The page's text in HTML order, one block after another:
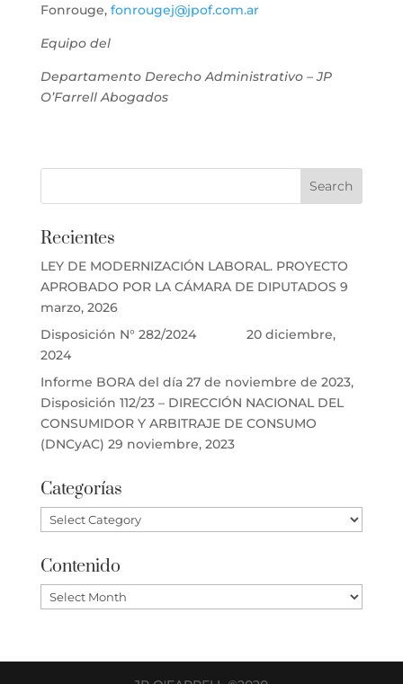
Fonrouge, fonrougej@jpof.com.ar
Equipo del
Departamento Derecho Administrativo – JP
O’Farrell Abogados
Recientes
LEY DE MODERNIZACIÓN LABORAL. PROYECTO
APROBADO POR LA CÁMARA DE DIPUTADOS 9
marzo, 2026
Disposición N° 282/2024
20 diciembre,
2024
Informe BORA del día 27 de noviembre de 2023,
Disposición 112/23 – DIRECCIÓN NACIONAL DEL
CONSUMIDOR Y ARBITRAJE DE CONSUMO
(DNCyAC) 29 noviembre, 2023
Categorías
Categorías
Contenido
Contenido